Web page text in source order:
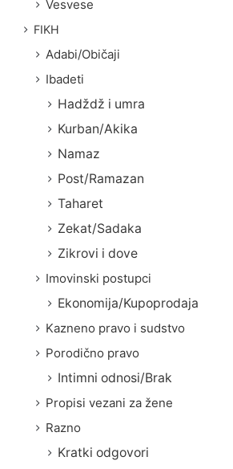
Vesvese
FIKH
Adabi/Običaji
Ibadeti
Hadždž i umra
Kurban/Akika
Namaz
Post/Ramazan
Taharet
Zekat/Sadaka
Zikrovi i dove
Imovinski postupci
Ekonomija/Kupoprodaja
Kazneno pravo i sudstvo
Porodično pravo
Intimni odnosi/Brak
Propisi vezani za žene
Razno
Kratki odgovori